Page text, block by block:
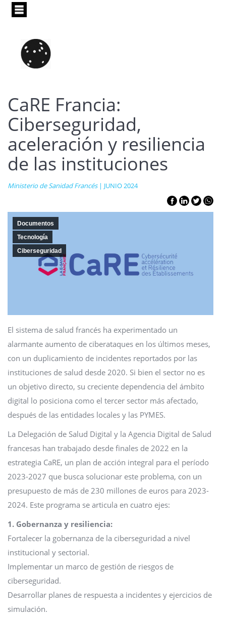
Pasar
principal
CaRE Francia:
Ciberseguridad,
aceleración y resiliencia
de las instituciones
Ministerio de Sanidad Francés| JUNIO 2024
Documentos
Tecnología
Ciberseguridad
El sistema de salud francés ha experimentado un
alarmante aumento de ciberataques en los últimos meses,
con un duplicamiento de incidentes reportados por las
instituciones de salud desde 2020. Si bien el sector no es
un objetivo directo, su creciente dependencia del ámbito
digital lo posiciona como el tercer sector más afectado,
después de las entidades locales y las PYMES.
La Delegación de Salud Digital y la Agencia Digital de Salud
francesas han trabajado desde finales de 2022 en la
estrategia CaRE, un plan de acción integral para el período
2023-2027 que busca solucionar este problema, con un
presupuesto de más de 230 millones de euros para 2023-
2024. Este programa se articula en cuatro ejes:
1. Gobernanza y resiliencia:
Fortalecer la gobernanza de la ciberseguridad a nivel
institucional y sectorial.
Implementar un marco de gestión de riesgos de
ciberseguridad.
Desarrollar planes de respuesta a incidentes y ejercicios de
simulación.